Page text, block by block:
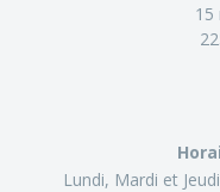
15
Lundi, Mardi et